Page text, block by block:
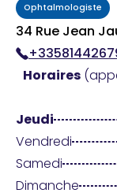
Pour les
Ophtalmologiste
34 Rue Jean
Horaires
Jeudi
Vendredi
Samedi
Dimanche